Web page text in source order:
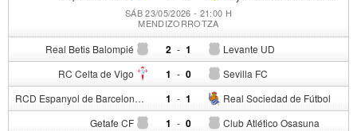
SÁB 23/05/2026 - 21:00 H
MENDIZORROTZA
Real Betis Balompié 2 - Levante UD
1
RC Celta de Vigo 1 - Sevilla FC
0
RCD Espanyol de Barcelona 1 - Real Sociedad de Fútbol
1
Getafe CF 1 - Club Atlético Osasuna
0